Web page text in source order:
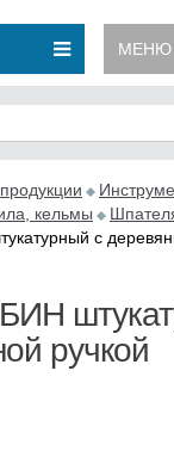
МЕНЮ
кельмы
с
ручкой